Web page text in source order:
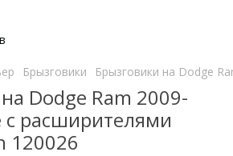
Брызговики Брызговики на Dodge
Dodge Ram 2009-
с расширителями
120026